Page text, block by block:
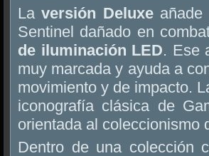
Laversión Deluxe
Sentinel dañado en
de iluminación LED. Ese
muy marcada y ayuda a
movimiento y de impacto.
iconografía clásica de
orientada al coleccionismo
Dentro de una colección